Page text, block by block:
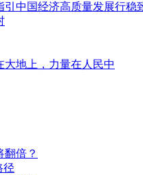
中国经济高质量发展行稳
地上，力量在人民中
翻倍？
径